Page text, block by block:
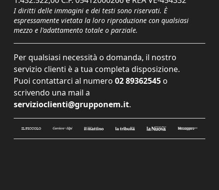
I diritti delle immagini e dei testi sono riservati. È
espressamente vietata la loro riproduzione con qualsiasi
mezzo e l'adattamento totale o parziale.
Per qualsiasi necessità o domanda, il nostro
servizio clienti è a tua completa disposizione.
Puoi contattarci al numero 02 89362545 o
scrivendo una mail a
servizioclienti@grupponem.it.